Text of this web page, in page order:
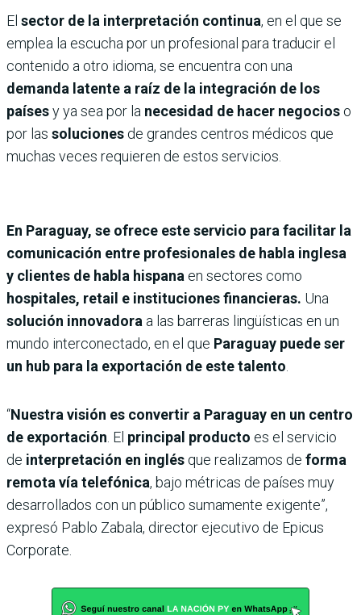
El sector de la interpretación continua, en el que se
emplea la escucha por un profesional para traducir el
contenido a otro idioma, se encuentra con una
demanda latente a raíz de la integración de los
paísesy ya sea por la necesidad de hacer negocios o
por las soluciones de grandes centros médicos que
muchas veces requieren de estos servicios.
En Paraguay, se ofrece este servicio para facilitar la
comunicación entre profesionales de habla inglesa
y clientes de habla hispana en sectores como
hospitales, retail e instituciones financieras. Una
solución innovadora a las barreras lingüísticas en un
mundo interconectado, en el que Paraguay puede ser
un hub para la exportación de este talento
“Nuestra visión es convertir a Paraguay en un centro
de exportación . El principal producto es el servicio
de interpretación en inglés que realizamos de forma
remota vía telefónica, bajo métricas de países muy
desarrollados con un público sumamente exigente”,
expresó Pablo Zabala, director ejecutivo de Epicus
Corporate.